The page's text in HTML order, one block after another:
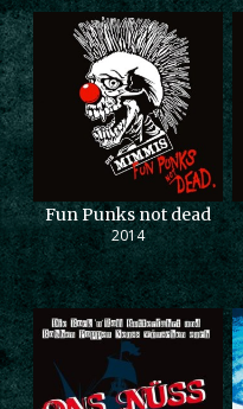
Fun Punks not dead
2014